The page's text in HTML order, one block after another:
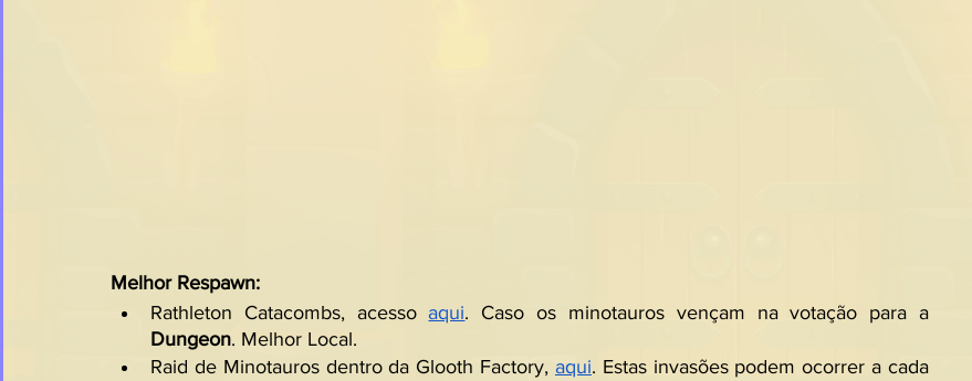
Melhor Respawn:
Rathleton Catacombs, acesso aqui
Dungeon. Melhor Local.
Raid de Minotauros dentro da Glooth Factory, aqui. Estas invasões podem ocorrer a cada